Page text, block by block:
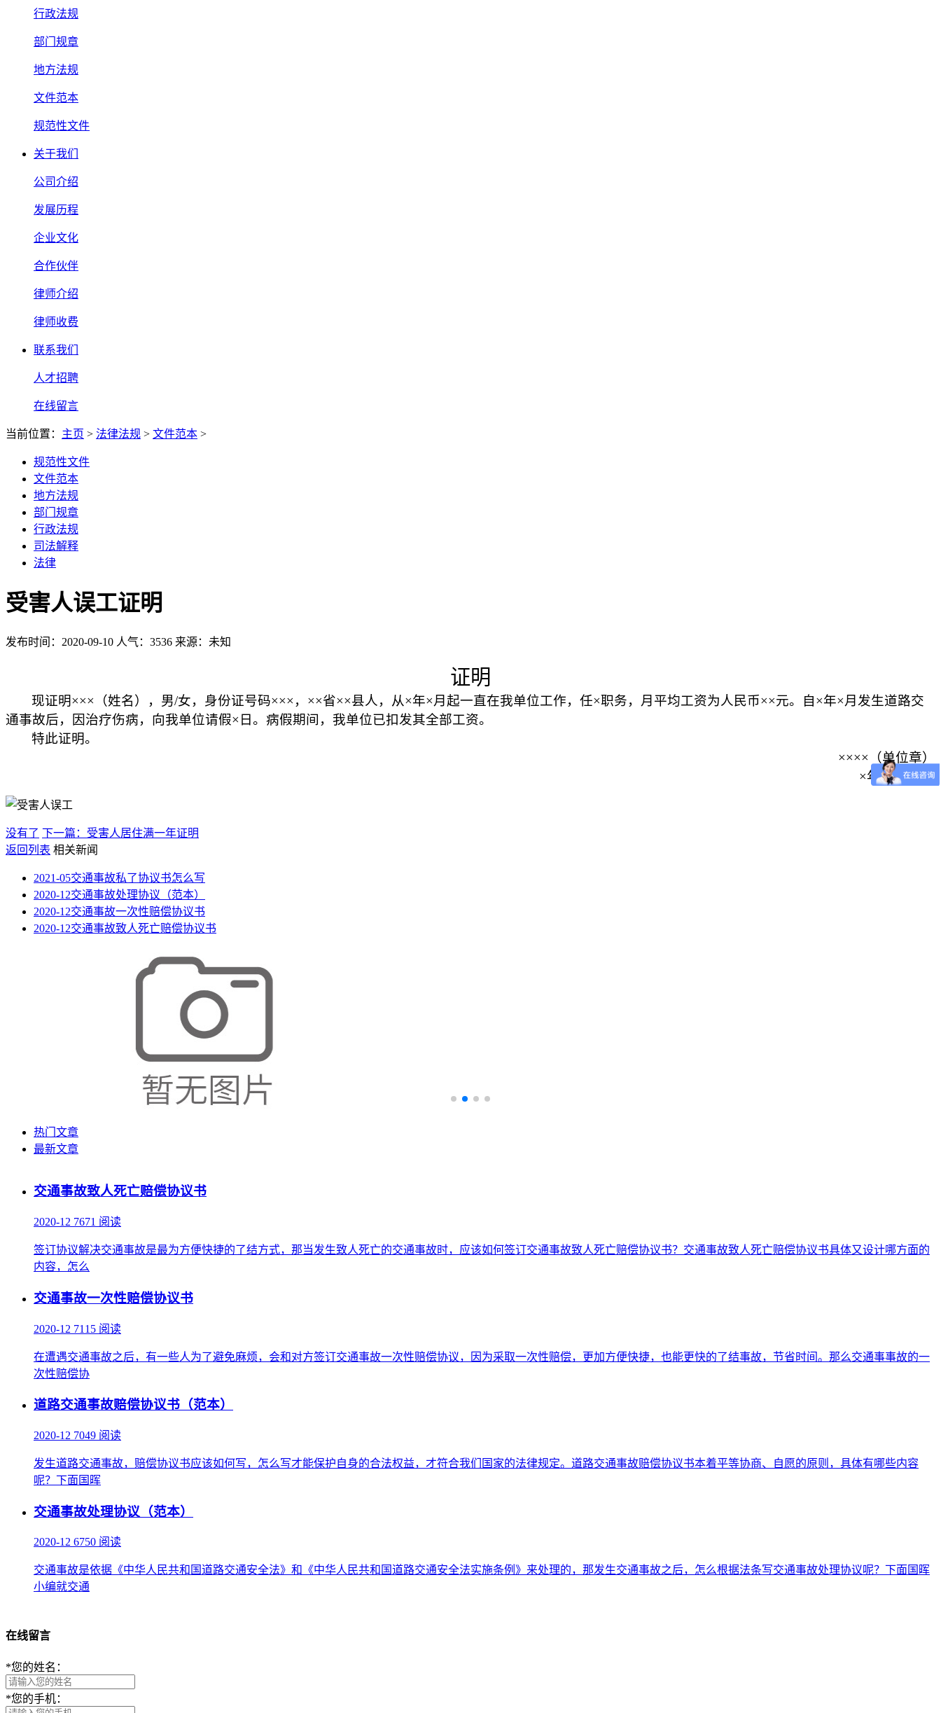
行政法规
部门规章
地方法规
文件范本
规范性文件
关于我们
公司介绍
发展历程
企业文化
合作伙伴
律师介绍
律师收费
联系我们
人才招聘
在线留言
当前位置： 主页 > 法律法规 > 文件范本 >
规范性文件
文件范本
地方法规
部门规章
行政法规
司法解释
法律
受害人误工证明
发布时间：2020-09-10 人气：3536 来源：未知
证明
现证明×××（姓名），男/女，身份证号码×××，××省××县人，从×年×月起一直在我单位工作，任×职务，月平均工资为人民币××元。自×年×月发生道路交
通事故后，因治疗伤病，向我单位请假×日。病假期间，我单位已扣发其全部工资。
特此证明。
××××（单位章）
×年×月×日
没有了 下一篇：受害人居住满一年证明
返回列表 相关新闻
2021-05交通事故私了协议书怎么写
2020-12交通事故处理协议（范本）
2020-12交通事故一次性赔偿协议书
2020-12交通事故致人死亡赔偿协议书
热门文章
最新文章
交通事故致人死亡赔偿协议书
2020-12 7671 阅读
签订协议解决交通事故是最为方便快捷的了结方式，那当发生致人死亡的交通事故时，应该如何签订交通事故致人死亡赔偿协议书？交通事故致人死亡赔偿协议书具体又设计哪方面的
内容，怎么
交通事故一次性赔偿协议书
2020-12 7115 阅读
在遭遇交通事故之后，有一些人为了避免麻烦，会和对方签订交通事故一次性赔偿协议，因为采取一次性赔偿，更加方便快捷，也能更快的了结事故，节省时间。那么交通事事故的一
次性赔偿协
道路交通事故赔偿协议书（范本）
2020-12 7049 阅读
发生道路交通事故，赔偿协议书应该如何写，怎么写才能保护自身的合法权益，才符合我们国家的法律规定。道路交通事故赔偿协议书本着平等协商、自愿的原则，具体有哪些内容
呢？下面国晖
交通事故处理协议（范本）
2020-12 6750 阅读
交通事故是依据《中华人民共和国道路交通安全法》和《中华人民共和国道路交通安全法实施条例》来处理的，那发生交通事故之后，怎么根据法条写交通事故处理协议呢？下面国晖
小编就交通
在线留言
*您的姓名：
*您的手机：